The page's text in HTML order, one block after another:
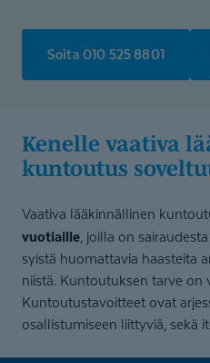
Soita 010 525 8801
Kenelle vaativa lääkinnällinen
kuntoutus
Vaativa lääkinnällinen
vuotiaille, joilla on
syistä huomattavia haasteita
niistä. Kuntoutuksen tarve
Kuntoutustavoitteet ovat
osallistumiseen liittyviä, sekä